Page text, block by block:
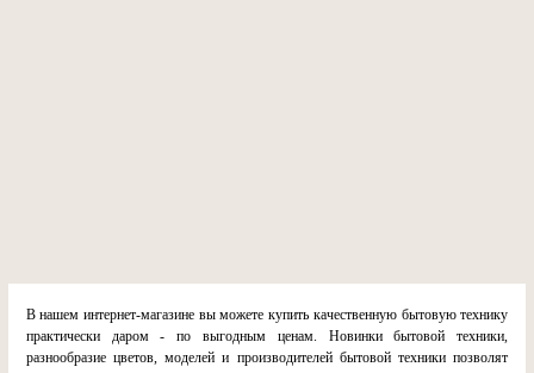
В нашем интернет-магазине вы можете купить качественную бытовую технику
практически даром - по выгодным ценам. Новинки бытовой техники,
разнообразие цветов, моделей и производителей бытовой техники позволят